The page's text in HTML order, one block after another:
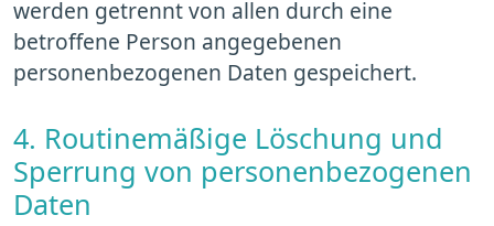
werden getrennt von allen durch eine
betroffene Person angegebenen
personenbezogenen Daten gespeichert.
4. Routinemäßige Löschung und
Sperrung von personenbezogenen
Daten